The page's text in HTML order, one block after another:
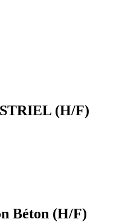
(H/F)
Béton (H/F)